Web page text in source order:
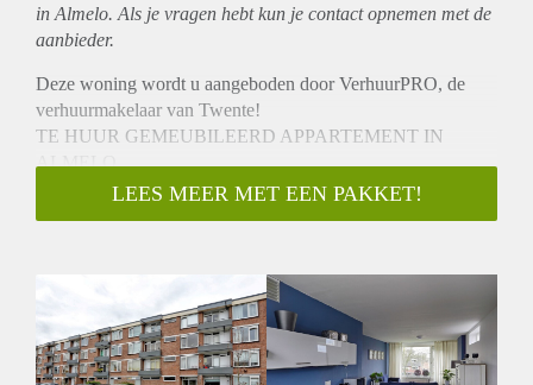
in Almelo. Als je vragen hebt kun je contact opnemen met de
aanbieder.
Deze woning wordt u aangeboden door VerhuurPRO, de
verhuurmakelaar van Twente!
TE HUUR GEMEUBILEERD APPARTEMENT IN
ALMELO
Op een centrale locatie in de wijk Ossenkoppelerhoek vindt u
dit bijzondere appartement in een kindvriendelijke omgeving
een winkelcentrum. Daarnaast is de dichtstbijzijnde
uitvalsweg in de nabije omgeving op slechts 4 minuten
rijden.
INDELING:
LEES MEER MET EEN PAKKET!